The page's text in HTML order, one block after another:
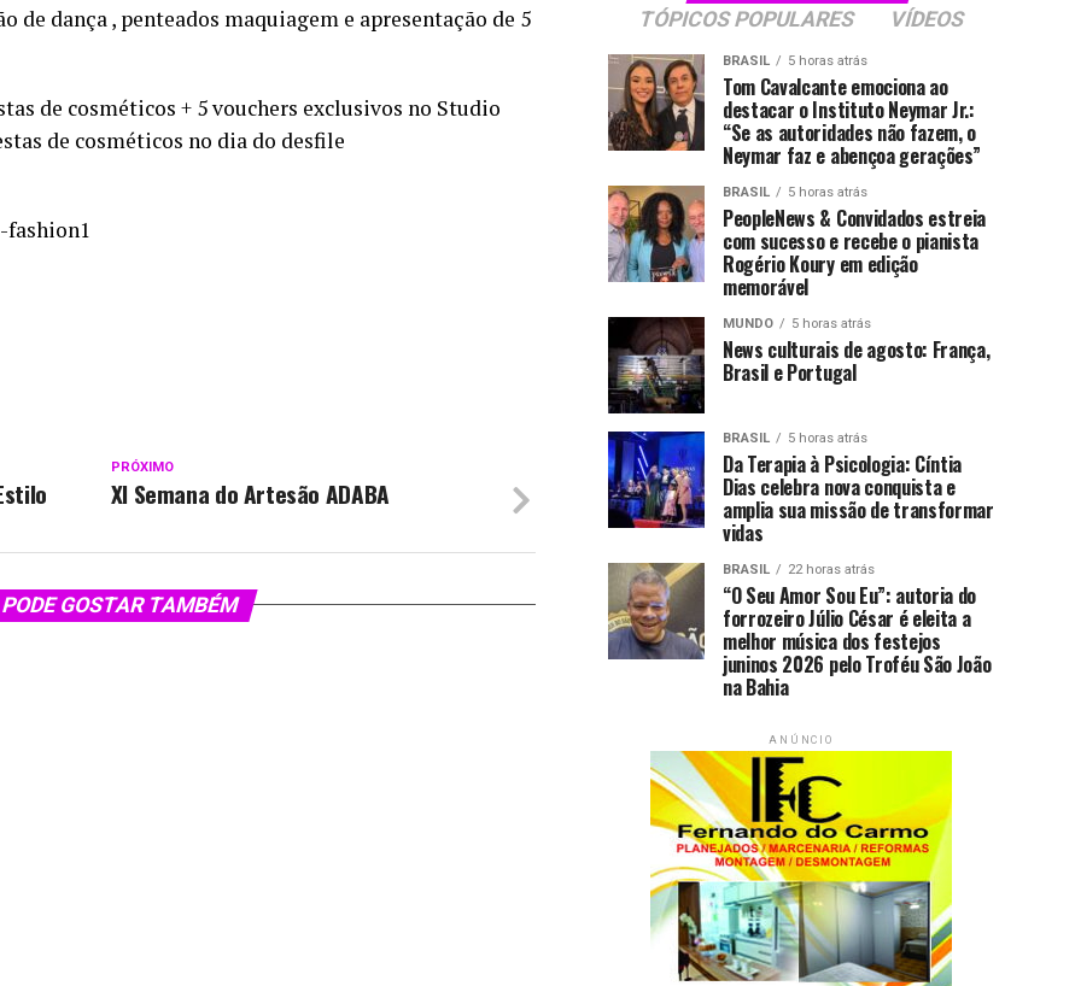
de dança , penteados maquiagem e apresentação de 5
de cosméticos + 5 vouchers exclusivos no Studio
de cosméticos no dia do desfile
fashion1
PRÓXIMO
XI Semana do Artesão ADABA
GOSTAR TAMBÉM
TÓPICOS POPULARES
VÍDEOS
BRASIL 5 horas atrás
Tom Cavalcante emociona ao
destacar o Instituto Neymar Jr.:
“Se as autoridades não fazem, o
Neymar faz e abençoa gerações”
BRASIL 5 horas atrás
PeopleNews & Convidados estreia
com sucesso e recebe o pianista
Rogério Koury em edição
memorável
MUNDO 5 horas atrás
News culturais de agosto: França,
Brasil e Portugal
BRASIL 5 horas atrás
Da Terapia à Psicologia: Cíntia
Dias celebra nova conquista e
amplia sua missão de transformar
vidas
BRASIL 22 horas atrás
“O Seu Amor Sou Eu”: autoria do
forrozeiro Júlio César é eleita a
melhor música dos festejos
juninos 2026 pelo Troféu São João
na Bahia
ANÚNCIO